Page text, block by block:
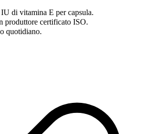
di vitamina E per capsula.
produttore certificato ISO.
quotidiano.